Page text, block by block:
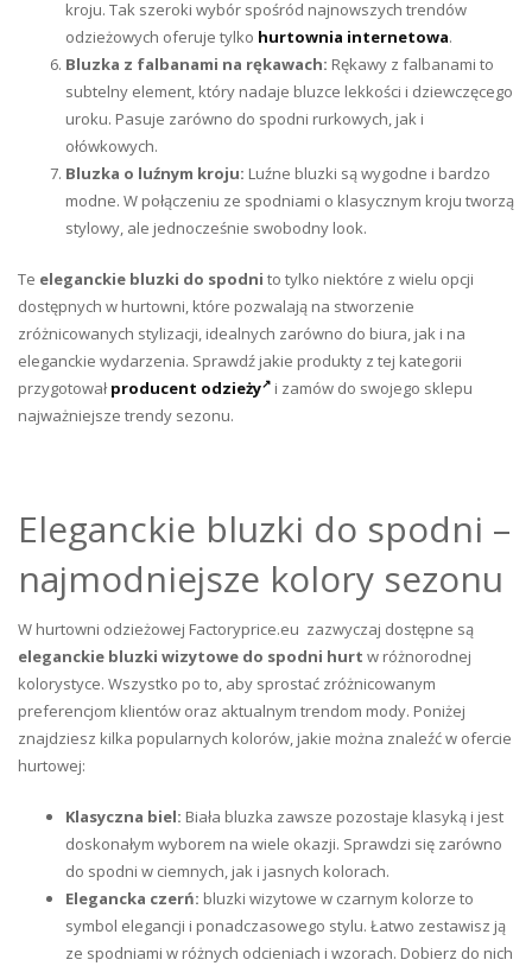
kroju. Tak szeroki wybór spośród najnowszych trendów
odzieżowych oferuje tylko hurtownia internetowa.
Bluzka z falbanami na rękawach: Rękawy z falbanami to
subtelny element, który nadaje bluzce lekkości i dziewczęcego
uroku. Pasuje zarówno do spodni rurkowych, jak i
ołówkowych.
Bluzka o luźnym kroju: Luźne bluzki są wygodne i bardzo
modne. W połączeniu ze spodniami o klasycznym kroju tworzą
stylowy, ale jednocześnie swobodny look.
Te eleganckie bluzki do spodni to tylko niektóre z wielu opcji
dostępnych w hurtowni, które pozwalają na stworzenie
zróżnicowanych stylizacji, idealnych zarówno do biura, jak i na
eleganckie wydarzenia. Sprawdź jakie produkty z tej kategorii
przygotowałproducent odzieży
i zamów do swojego sklepu
najważniejsze trendy sezonu.
Eleganckie bluzki do spodni –
najmodniejsze kolory sezonu
W hurtowni odzieżowej Factoryprice.eu zazwyczaj dostępne są
eleganckie bluzki wizytowe do spodni hurt w różnorodnej
kolorystyce. Wszystko po to, aby sprostać zróżnicowanym
preferencjom klientów oraz aktualnym trendom mody. Poniżej
znajdziesz kilka popularnych kolorów, jakie można znaleźć w ofercie
hurtowej:
Klasyczna biel: Biała bluzka zawsze pozostaje klasyką i jest
doskonałym wyborem na wiele okazji. Sprawdzi się zarówno
do spodni w ciemnych, jak i jasnych kolorach.
Elegancka czerń: bluzki wizytowe w czarnym kolorze to
symbol elegancji i ponadczasowego stylu. Łatwo zestawisz ją
ze spodniami w różnych odcieniach i wzorach. Dobierz do nich